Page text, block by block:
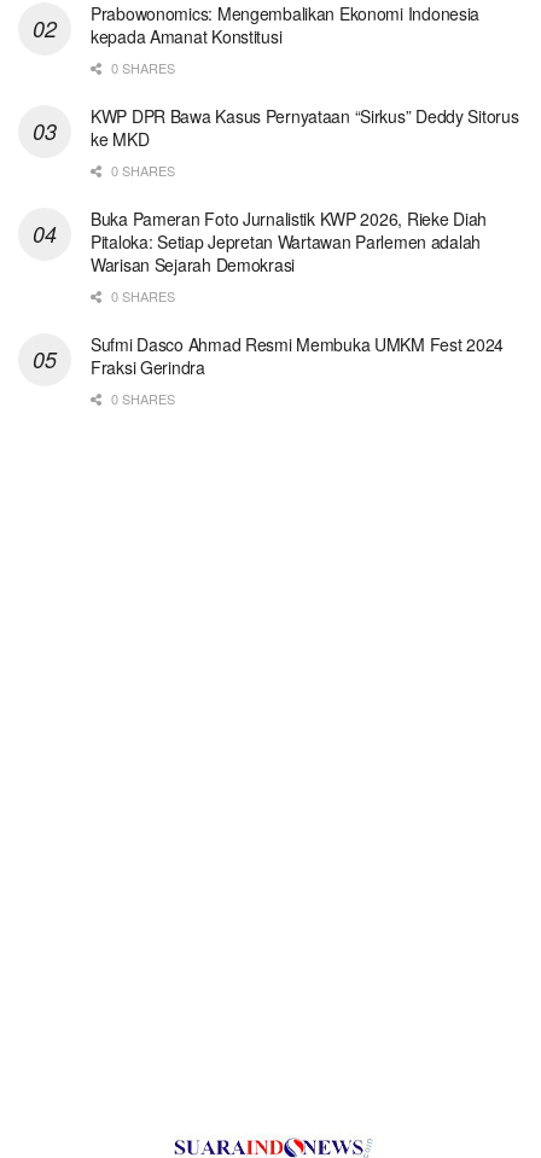
Prabowonomics: Mengembalikan Ekonomi Indonesia
kepada Amanat Konstitusi
0 SHARES
KWP DPR Bawa Kasus Pernyataan “Sirkus” Deddy Sitorus
ke MKD
0 SHARES
Buka Pameran Foto Jurnalistik KWP 2026, Rieke Diah
Pitaloka: Setiap Jepretan Wartawan Parlemen adalah
Warisan Sejarah Demokrasi
0 SHARES
Sufmi Dasco Ahmad Resmi Membuka UMKM Fest 2024
Fraksi Gerindra
0 SHARES